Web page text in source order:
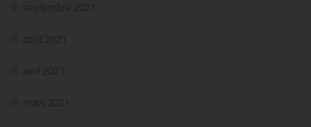
septembre 2021
août 2021
avril 2021
mars 2021